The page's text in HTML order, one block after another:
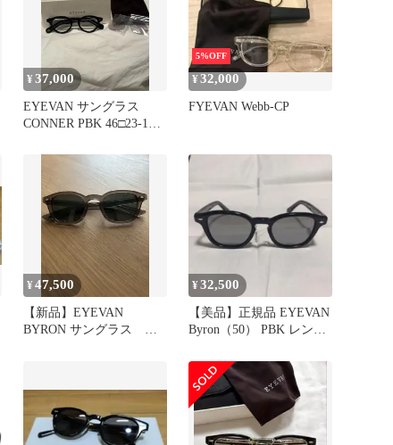
¥37,000
EYEVAN サングラス
CONNER PBK 46□23-145
5%OFF
¥32,000
FYEVAN Webb-CP
¥47,500
【新品】EYEVAN
BYRON サングラス 偏
¥32,500
【美品】正規品 EYEVAN
Byron（50） PBK レンズ